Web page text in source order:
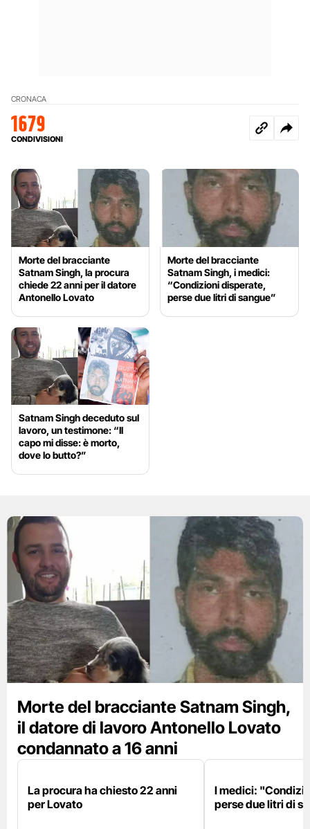
CRONACA
1679
CONDIVISIONI
Morte del bracciante
Satnam Singh, la procura
chiede 22 anni per il datore
Antonello Lovato
Morte del bracciante
Satnam Singh, i medici:
“Condizioni disperate,
perse due litri di sangue”
Satnam Singh deceduto sul
lavoro, un testimone: “Il
capo mi disse: è morto,
dove lo butto?”
Morte del bracciante Satnam Singh,
il datore di lavoro Antonello Lovato
condannato a 16 anni
La procura ha chiesto 22 anni
per Lovato
I medici:
perse due litri di